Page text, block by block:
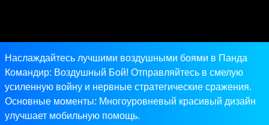
Наслаждайтесь лучшими воздушными боями в Панда
Командир: Воздушный Бой! Отправляйтесь в смелую
усиленную войну и нервные стратегические сражения.
Основные моменты: Многоуровневый красивый дизайн
улучшает мобильную помощь.